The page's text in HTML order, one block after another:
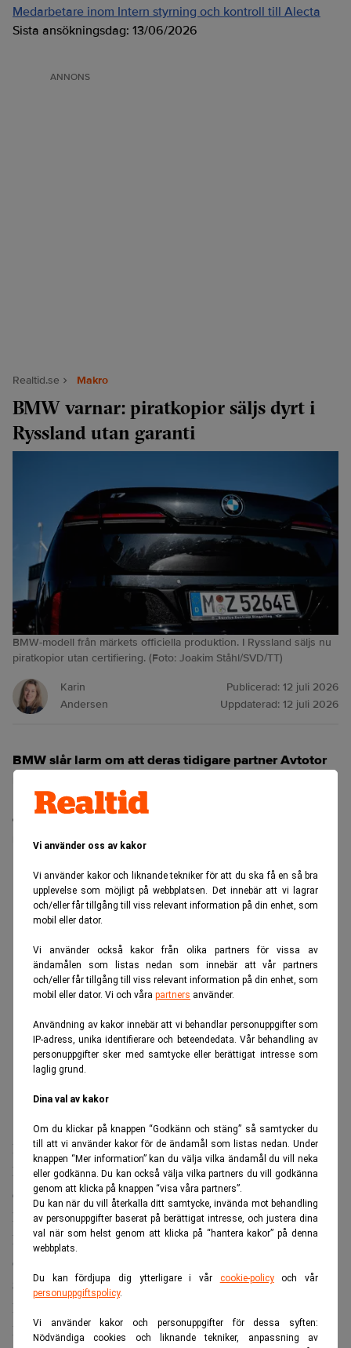
Vi använder oss av kakor
Vi använder kakor och liknande tekniker för att du ska få en så bra
upplevelse som möjligt på webbplatsen. Det innebär att vi lagrar
och/eller får tillgång till viss relevant information på din enhet, som
mobil eller dator.
Vi använder också kakor från olika partners för vissa av
ändamålen som listas nedan som innebär att vår partners
och/eller får tillgång till viss relevant information på din enhet, som
mobil eller dator. Vi och våra partners använder.
Användning av kakor innebär att vi behandlar personuppgifter som
IP-adress, unika identifierare och beteendedata. Vår behandling av
personuppgifter sker med samtycke eller berättigat intresse som
laglig grund.
Dina val av kakor
Om du klickar på knappen “Godkänn och stäng” så samtycker du
till att vi använder kakor för de ändamål som listas nedan. Under
knappen “Mer information” kan du välja vilka ändamål du vill neka
eller godkänna. Du kan också välja vilka partners du vill godkänna
genom att klicka på knappen “visa våra partners”.
Du kan när du vill återkalla ditt samtycke, invända mot behandling
av personuppgifter baserat på berättigat intresse, och justera dina
val när som helst genom att klicka på “hantera kakor” på denna
webbplats.
Du kan fördjupa dig ytterligare i vår cookie-policyoch vår
personuppgiftspolicy.
Vi använder kakor och personuppgifter för dessa syften:
Nödvändiga cookies och liknande tekniker, anpassning av
Medarbetare inom Intern styrning och kontroll till Alecta
Sista ansökningsdag: 13/06/2026
ANNONS
Realtid.se Makro
BMW varnar: piratkopior säljs dyrt i
Ryssland utan garanti
BMW-modell från märkets officiella produktion. I Ryssland säljs nu
piratkopior utan certifiering. (Foto: Joakim Ståhl/SVD/TT)
Karin
Andersen
Publicerad: 12 juli 2026
Uppdaterad: 12 juli 2026
BMW slår larm om att deras tidigare partner Avtotor
Ryssland. Bilarna saknar märkets kvalitetskontroll,
certifiering och digitala system – men köps ändå av
ryska kunder.
Produktionen sker dels med komponentlager som blev
kvar efter att BMW 2022 valde att lämna Ryssland, och
dels med delar som tillverkats lokalt men som saknar den
kvalitetskontroll som bilmärket står för.
Läs också:Nya sanktioner mot Ryssland – ska slå mot
oljan. Realtid
Säljs som premium
Prislappen för en piratkopierad BMW ligger enligt,
Moscow Times , på 12–14 miljoner rubel, motsvarande